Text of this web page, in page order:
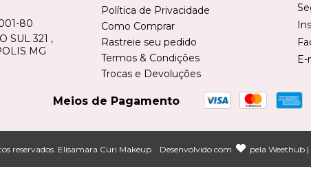
80
SUL 321 ,
MG
Política de Privacidade
Como Comprar
Rastreie seu pedido
Termos & Condições
Trocas e Devoluções
E-
Meios de Pagamento
reservados. Elisamara Curi Makeup. Desenvolvido com pela Weethub|